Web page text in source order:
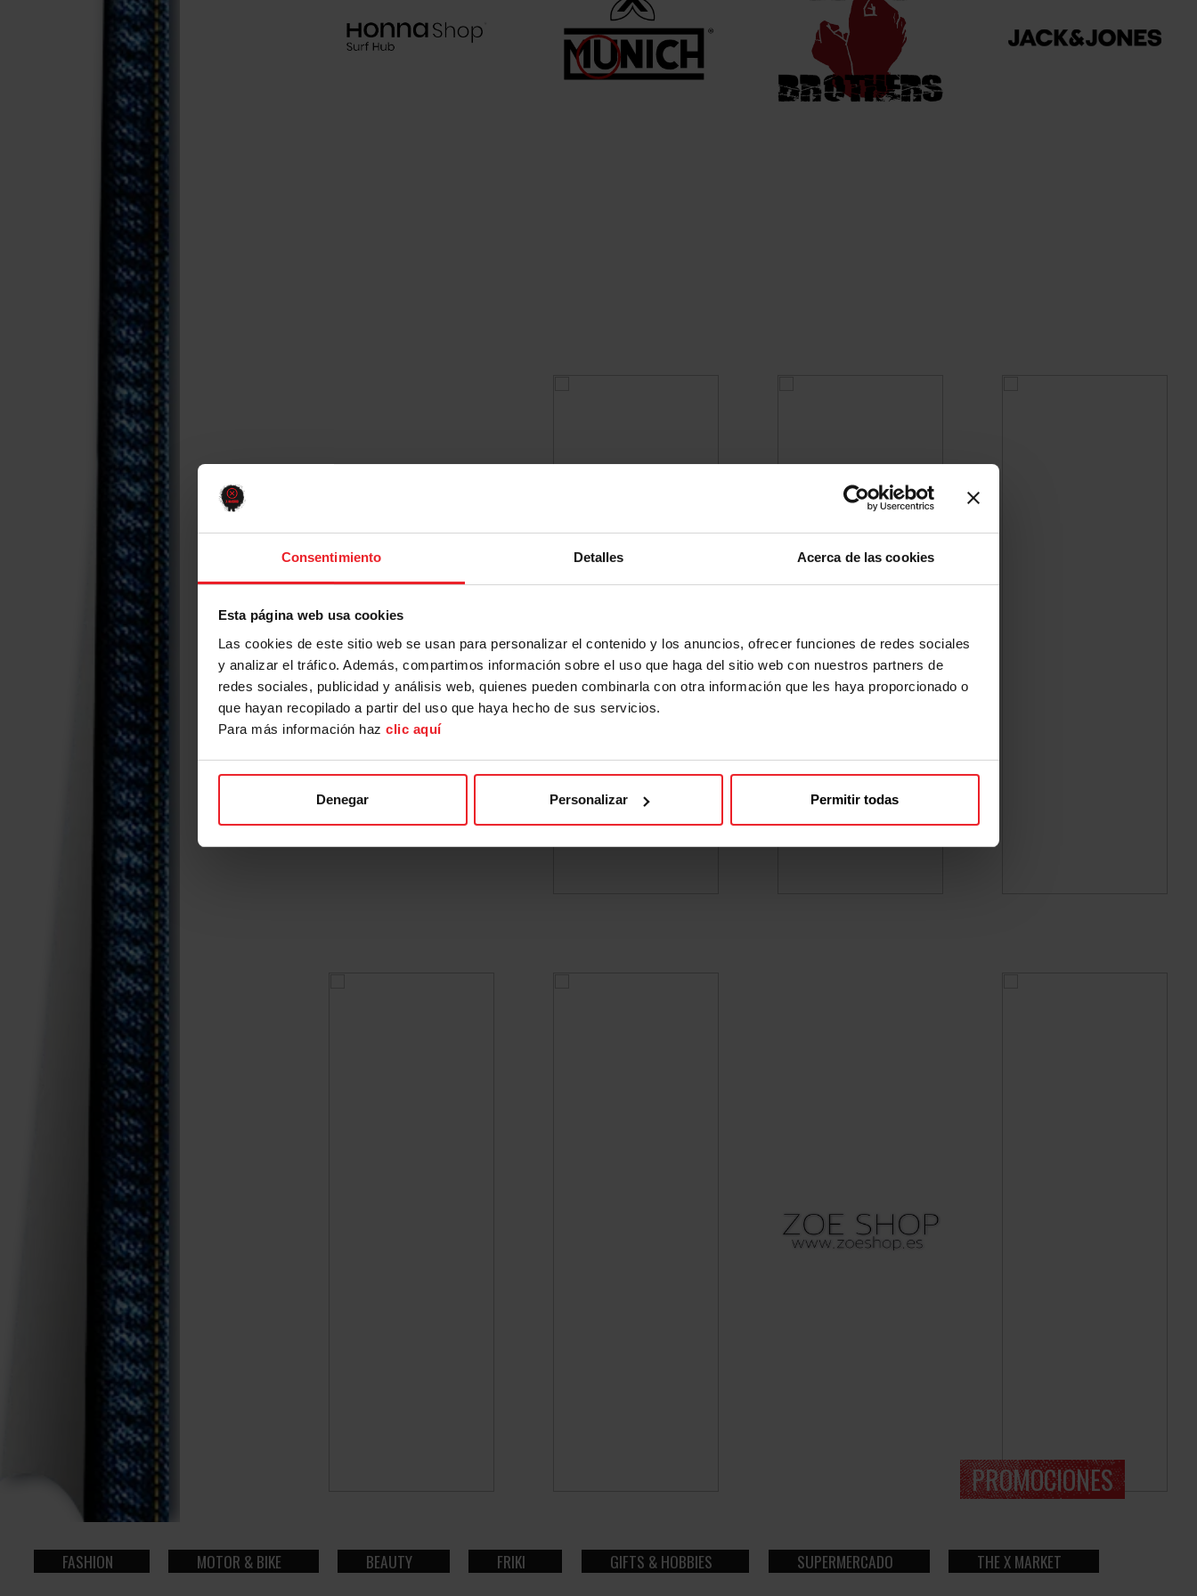
Consentimiento Detalles Acerca de las cookies
Esta página web usa cookies
Las cookies de este sitio web se usan para personalizar el contenido y los anuncios, ofrecer funciones de redes sociales
y analizar el tráfico. Además, compartimos información sobre el uso que haga del sitio web con nuestros partners de
redes sociales, publicidad y análisis web, quienes pueden combinarla con otra información que les haya proporcionado o
que hayan recopilado a partir del uso que haya hecho de sus servicios.
Para más información haz clic aquí
Denegar Personalizar Permitir todas
FASHION
PROMOCIONES
FASHION MOTOR & BIKE BEAUTY FRIKI GIFTS & HOBBIES SUPERMERCADO THE X MARKET